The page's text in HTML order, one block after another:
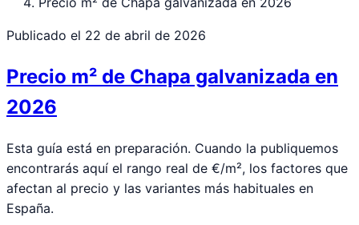
Publicado el 22 de abril de 2026
Precio m² de Chapa galvanizada en
2026
Esta guía está en preparación. Cuando la publiquemos
encontrarás aquí el rango real de €/m², los factores que
afectan al precio y las variantes más habituales en
España.